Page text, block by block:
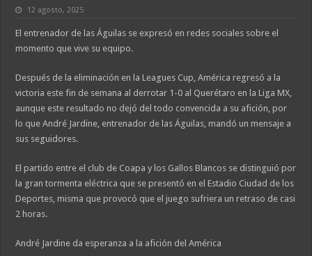
12 agosto, 2025
El entrenador de las Águilas se expresó en redes sociales sobre el
momento que vive su equipo.
Después de la eliminación en la Leagues Cup, América regresó a la
victoria este fin de semana al derrotar 1-0 al Querétaro en la Liga MX,
aunque este resultado no dejó del todo convencida a su afición, por
lo que André Jardine, entrenador de las Águilas, mandó un mensaje a
sus seguidores.
El partido entre el club de Coapa y los Gallos Blancos se distinguió por
la gran tormenta eléctrica que se presentó en el Estadio Ciudad de los
Deportes, misma que provocó que el juego sufriera un retraso de casi
2 horas.
André Jardine da esperanza a la afición del América